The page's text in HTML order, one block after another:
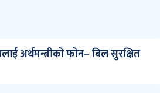
अर्थमन्त्रीको फोन– बिल सुरक्षित